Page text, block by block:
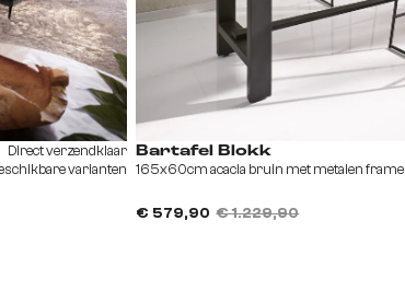
Direct verzendklaar
varianten
Bartafel Blokk
165x60cm acacia bruin met metalen frame
€ 579,90 € 1.229,90